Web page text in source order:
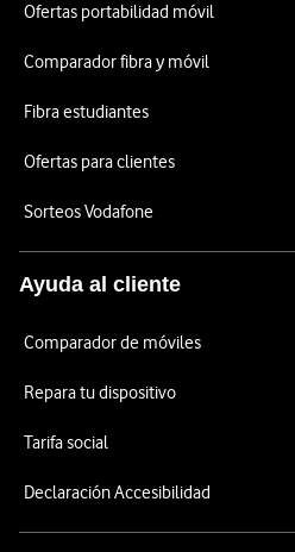
Ofertas portabilidad móvil
Comparador fibra y móvil
Fibra estudiantes
Ofertas para clientes
Sorteos Vodafone
Ayuda al cliente
Comparador de móviles
Repara tu dispositivo
Tarifa social
Declaración Accesibilidad